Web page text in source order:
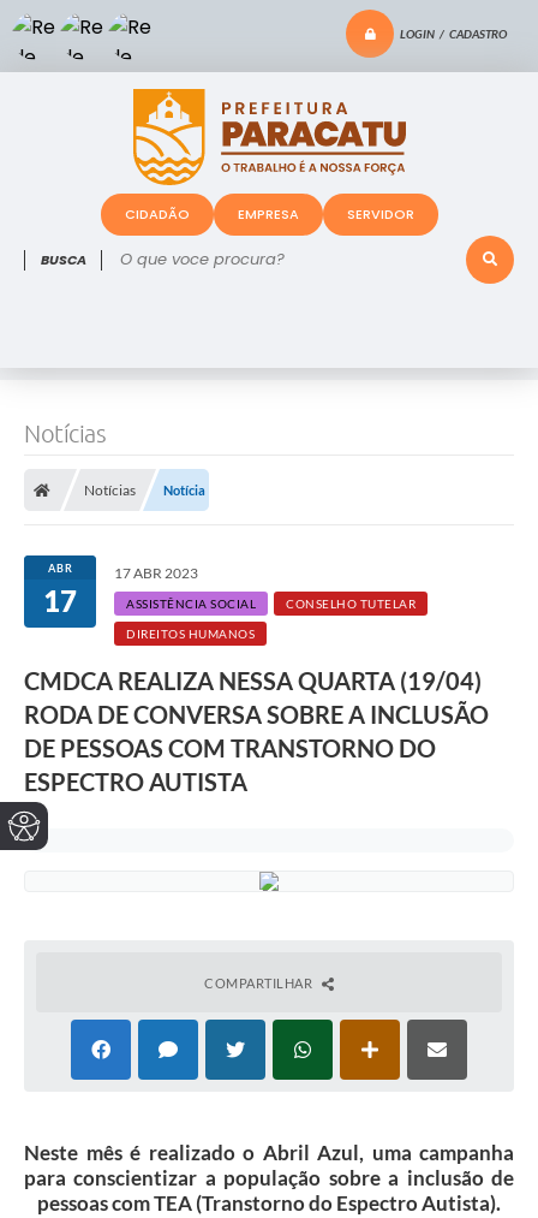
LOGIN / CADASTRO
O que voce procura?
CIDADÃO EMPRESA SERVIDOR
Notícias
Notícias Notícia
ABR
17
17 ABR 2023
ASSISTÊNCIA SOCIAL CONSELHO TUTELAR
DIREITOS HUMANOS
CMDCA REALIZA NESSA QUARTA (19/04)
RODA DE CONVERSA SOBRE A INCLUSÃO
DE PESSOAS COM TRANSTORNO DO
ESPECTRO AUTISTA
COMPARTILHAR
Neste mês é realizado o Abril Azul, uma campanha
para conscientizar a população sobre a inclusão de
pessoas com TEA (Transtorno do Espectro Autista).